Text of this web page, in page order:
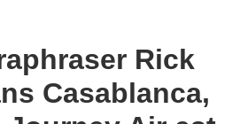
Rick
Casablanca,